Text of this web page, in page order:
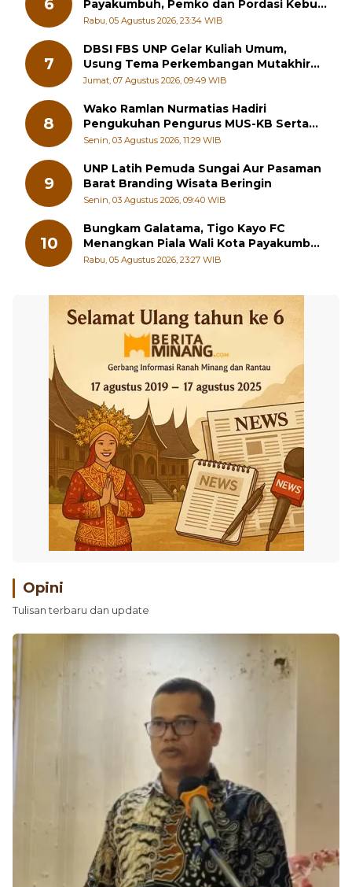
6
Payakumbuh, Pemko dan Pordasi Kebut
Persiapan!
Rabu, 05 Agustus 2026, 23:34 WIB
7
DBSI FBS UNP Gelar Kuliah Umum,
Usung Tema Perkembangan Mutakhir
Sastra Dunia
Jumat, 07 Agustus 2026, 09:49 WIB
8
Wako Ramlan Nurmatias Hadiri
Pengukuhan Pengurus MUS-KB Serta
LMKB Periode 2026-2031,
Senin, 03 Agustus 2026, 11:29 WIB
9
UNP Latih Pemuda Sungai Aur Pasaman
Barat Branding Wisata Beringin
Senin, 03 Agustus 2026, 09:40 WIB
10
Bungkam Galatama, Tigo Kayo FC
Menangkan Piala Wali Kota Payakumbuh
Cup 2026
Rabu, 05 Agustus 2026, 23:27 WIB
Opini
Tulisan terbaru dan update